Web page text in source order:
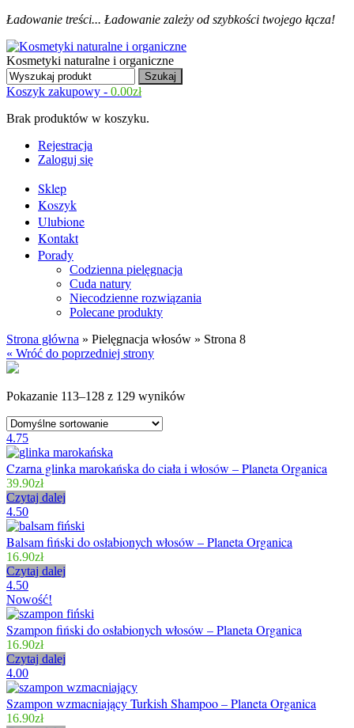
Ładowanie treści... Ładowanie zależy od szybkości twojego łącza!
Kosmetyki naturalne i organiczne
Koszyk zakupowy - 0.00zł
Brak produktów w koszyku.
Rejestracja
Zaloguj się
Sklep
Koszyk
Ulubione
Kontakt
Porady
Codzienna pielęgnacja
Cuda natury
Niecodzienne rozwiązania
Polecane produkty
Strona główna » Pielęgnacja włosów » Strona 8
« Wróć do poprzedniej strony
Pokazanie 113–128 z 129 wyników
4.75
Czarna glinka marokańska do ciała i włosów – Planeta Organica
39.90zł
Czytaj dalej
4.50
Balsam fiński do osłabionych włosów – Planeta Organica
16.90zł
Czytaj dalej
4.50
Nowość!
Szampon fiński do osłabionych włosów – Planeta Organica
16.90zł
Czytaj dalej
4.00
Szampon wzmacniający Turkish Shampoo – Planeta Organica
16.90zł